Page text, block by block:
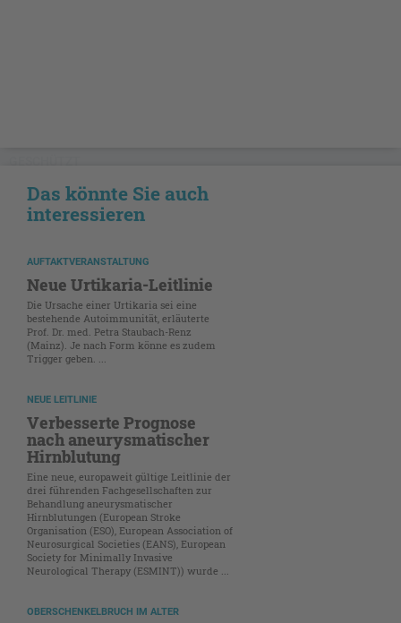
Das könnte Sie auch
interessieren
AUFTAKTVERANSTALTUNG
Neue Urtikaria-Leitlinie
Die Ursache einer Urtikaria sei eine
bestehende Autoimmunität, erläuterte
Prof. Dr. med. Petra Staubach-Renz
(Mainz). Je nach Form könne es zudem
Trigger geben. ...
NEUE LEITLINIE
Verbesserte Prognose
nach aneurysmatischer
Hirnblutung
Eine neue, europaweit gültige Leitlinie der
drei führenden Fachgesellschaften zur
Behandlung aneurysmatischer
Hirnblutungen (European Stroke
Organisation (ESO), European Association of
Neurosurgical Societies (EANS), European
Society for Minimally Invasive
Neurological Therapy (ESMINT)) wurde ...
OBERSCHENKELBRUCH IM ALTER